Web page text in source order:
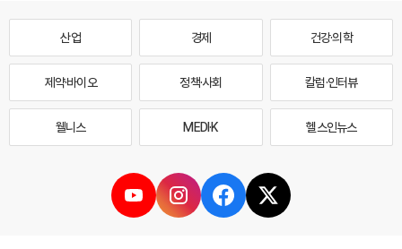
산업 경제 건강·의학
제약·바이오 정책·사회 칼럼·인터뷰
웰니스 MEDI·K 헬스인뉴스